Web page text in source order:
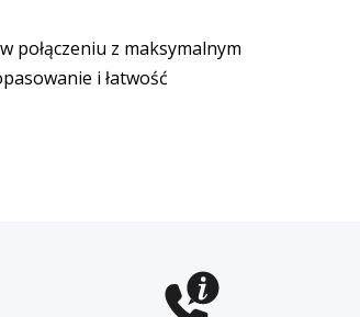
połączeniu z maksymalnym
i łatwość